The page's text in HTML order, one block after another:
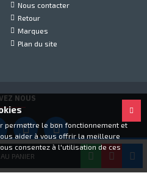
PANIER
Nous contacter
Retour
Marques
Plan du site
NOUS
Tous droits réservés
permettre le bon fonctionnement et
aider à vous offrir la meilleure
consentez à l'utilisation de ces